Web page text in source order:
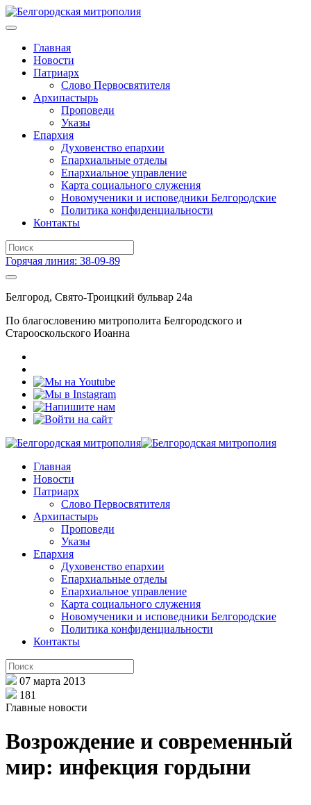
Главная
Новости
Патриарх
Слово Первосвятителя
Архипастырь
Проповеди
Указы
Епархия
Духовенство епархии
Епархиальные отделы
Епархиальное управление
Карта социального служения
Новомученики и исповедники Белгородские
Политика конфиденциальности
Контакты
Горячая линия: 38-09-89
Белгород, Свято-Троицкий бульвар 24а
По благословению митрополита Белгородского и
Старооскольского Иоанна
Главная
Новости
Патриарх
Слово Первосвятителя
Архипастырь
Проповеди
Указы
Епархия
Духовенство епархии
Епархиальные отделы
Епархиальное управление
Карта социального служения
Новомученики и исповедники Белгородские
Политика конфиденциальности
Контакты
07 марта 2013
181
Главные новости
Возрождение и современный
мир: инфекция гордыни